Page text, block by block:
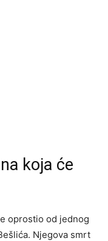
koja će
oprostio od jednog
Njegova smrt